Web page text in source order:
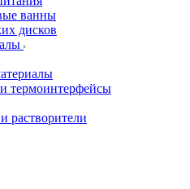
ванны
дисков
термоинтерфейсы
растворители